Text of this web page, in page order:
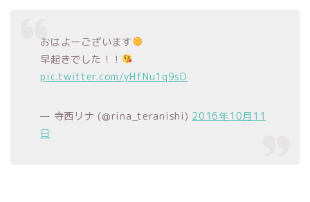
おはよーございます
早起きでした！！
pic.twitter.com/yHfNu1q9sD
— 寺西リナ (@rina_teranishi) 2016年10月11
日